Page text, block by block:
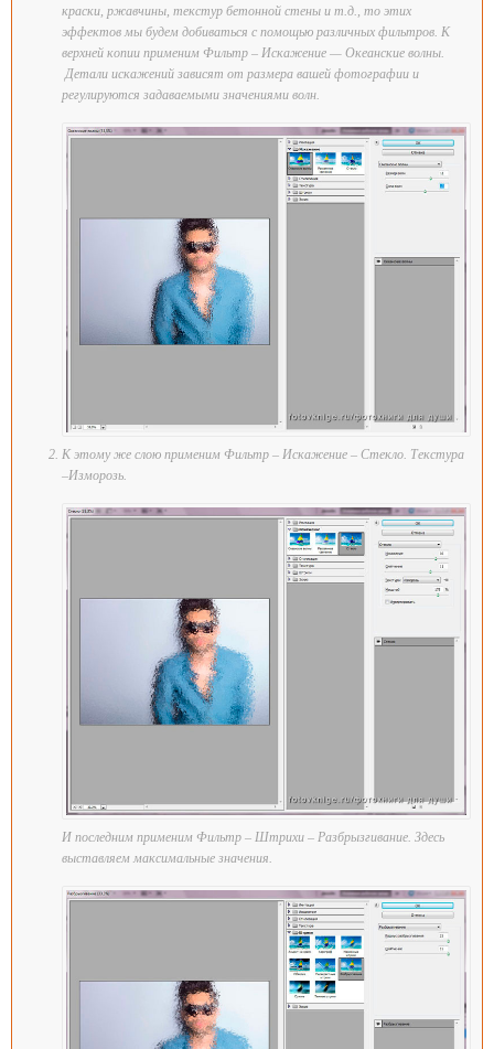
краски, ржавчины, текстур бетонной стены и т.д., то этих
эффектов мы будем добиваться с помощью различных фильтров. К
верхней копии применим Фильтр – Искажение — Океанские волны.
Детали искажений зависят от размера вашей фотографии и
регулируются задаваемыми значениями волн.
К этому же слою применим Фильтр – Искажение – Стекло. Текстура
–Изморозь.
И последним применим Фильтр – Штрихи – Разбрызгивание. Здесь
выставляем максимальные значения.